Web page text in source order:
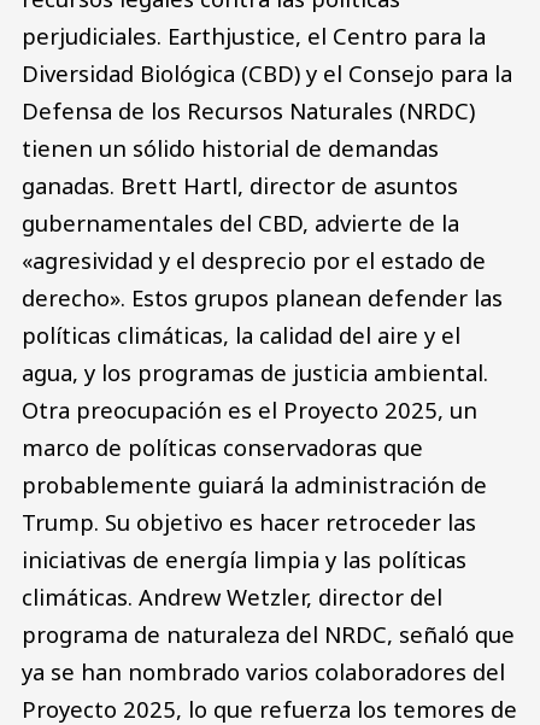
perjudiciales. Earthjustice, el Centro para la
Diversidad Biológica (CBD) y el Consejo para la
Defensa de los Recursos Naturales (NRDC)
tienen un sólido historial de demandas
ganadas. Brett Hartl, director de asuntos
gubernamentales del CBD, advierte de la
«agresividad y el desprecio por el estado de
derecho». Estos grupos planean defender las
políticas climáticas, la calidad del aire y el
agua, y los programas de justicia ambiental.
Otra preocupación es el Proyecto 2025, un
marco de políticas conservadoras que
probablemente guiará la administración de
Trump. Su objetivo es hacer retroceder las
iniciativas de energía limpia y las políticas
climáticas. Andrew Wetzler, director del
programa de naturaleza del NRDC, señaló que
ya se han nombrado varios colaboradores del
Proyecto 2025, lo que refuerza los temores de